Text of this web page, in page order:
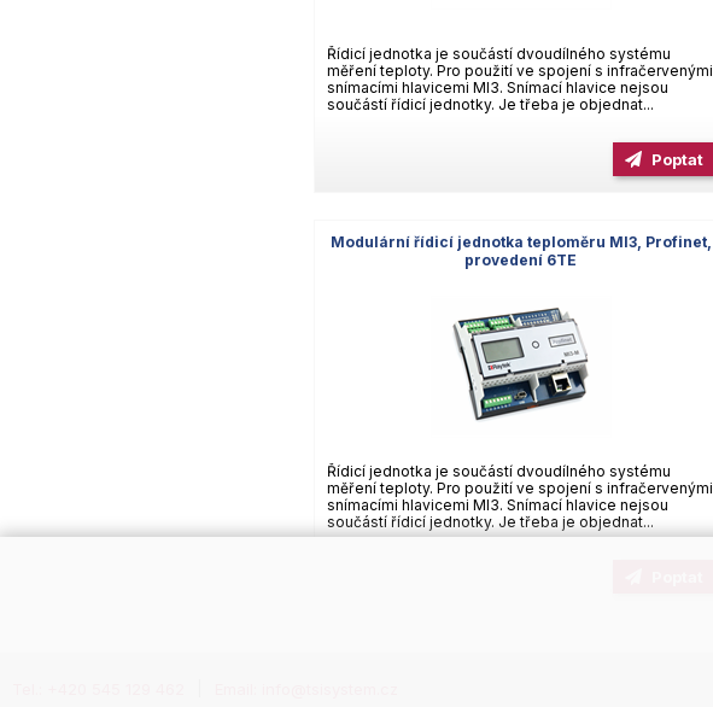
Řídicí jednotka je součástí dvoudílného systému
měření teploty. Pro použití ve spojení s infračervenými
snímacími hlavicemi MI3. Snímací hlavice nejsou
součástí řídicí jednotky. Je třeba je objednat...
Poptat
Modulární řídicí jednotka teploměru MI3, Profinet,
provedení 6TE
Řídicí jednotka je součástí dvoudílného systému
měření teploty. Pro použití ve spojení s infračervenými
snímacími hlavicemi MI3. Snímací hlavice nejsou
součástí řídicí jednotky. Je třeba je objednat...